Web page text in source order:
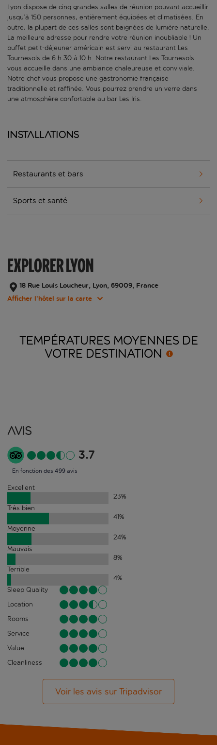
Lyon dispose de cinq grandes salles de réunion pouvant accueillir
jusqu’à 150 personnes, entièrement équipées et climatisées. En
outre, la plupart de ces salles sont baignées de lumière naturelle.
La meilleure adresse pour rendre votre réunion inoubliable ! Un
buffet petit-déjeuner américain est servi au restaurant Les
Tournesols de 6 h 30 à 10 h. Notre restaurant Les Tournesols
vous accueille dans une ambiance chaleureuse et conviviale.
Notre chef vous propose une gastronomie française
traditionnelle et raffinée. Vous pourrez prendre un verre dans
une atmosphère confortable au bar Les Iris.
Installations
Restaurants et bars
Sports et santé
EXPLORER LYON
18 Rue Louis Loucheur, Lyon, 69009, France
Afficher l’hôtel sur la carte
TEMPÉRATURES MOYENNES DE
VOTRE DESTINATION
Avis
3.7
En fonction des 499 avis
Excellent
23%
Très bien
41%
Moyenne
24%
Mauvais
8%
Terrible
4%
Sleep Quality
Location
Rooms
Service
Value
Cleanliness
Voir les avis sur Tripadvisor